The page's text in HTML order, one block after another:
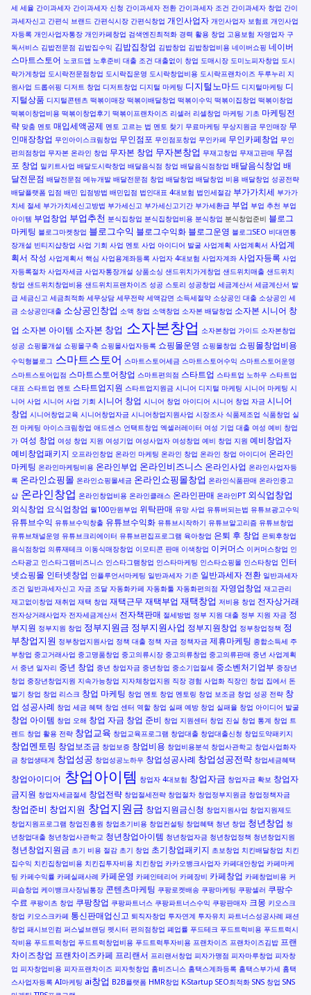
세 세율 간이과세자 간이과세자 신청 간이과세자 전환 간이과세자 조건 간이과세자 창업 간이
과세자신고 간편식 브랜드 간편식시장 간편식창업 개인사업자 개인사업자 보험료 개인사업
자등록 개인사업자통장 개인카페창업 검색엔진최적화 경력 활용 창업 고용보험 자영업자 구
독서비스 김밥전문점 김밥집수익 김밥집창업 김밥창업 김밥창업비용 네이버쇼핑 네이버
스마트스토어 노코드앱 노후준비 대출 조건 대출없이 창업 도매시장 도미노피자창업 도시
락가게창업 도시락전문점창업 도시락집운영 도시락창업비용 도시락프랜차이즈 두루누리 지
원사업 드롭쉬핑 디저트 창업 디저트창업 디지털 마케팅 디지털노마드 디지털마케팅 디
지털상품 디지털콘텐츠 떡볶이매장 떡볶이배달창업 떡볶이수익 떡볶이집창업 떡볶이창업
떡볶이창업비용 떡볶이창업후기 떡볶이프랜차이즈 리셀러 리셀창업 마케팅 기초 마케팅전
략 맞춤 멘토 매입세액공제 멘토 고르는 법 멘토 찾기 무료마케팅 무상지원금 무인매장 무
인매장창업 무인아이스크림창업 무인점포 무인점포창업 무인카페 무인카페창업 무인
편의점창업 무자본 온라인 창업 무자본 창업 무자본창업 무재고창업 무재고판매 무점
포 창업 밀키트사업 배달도시락창업 배달음식점 창업 배달음식점창업 배달음식창업 배
달전문점 배달전문점 메뉴개발 배달전문점 창업 배달창업 배달창업 비용 배달창업 성공전략
배달플랫폼 입점 배민 입점방법 배민입점 법인대표 4대보험 법인세절감 부가가치세 부가가
치세 절세 부가가치세신고방법 부가세신고 부가세신고기간 부가세환급 부업 부업 추천 부업
아이템 부업창업 부업추천 분식집창업 분식집창업비용 분식창업 분식창업준비 블로그
마케팅 블로그마켓창업 블로그수익 블로그수익화 블로그운영 블로그SEO 비대면통
장개설 빈티지샵창업 사업 기회 사업 멘토 사업 아이디어 발굴 사업계획 사업계획서 사업계
획서 작성 사업계획서 핵심 사업용계좌등록 사업자 4대보험 사업자계좌 사업자등록 사업
자등록절차 사업자세금 사업자통장개설 상품소싱 샌드위치가게창업 샌드위치매출 샌드위치
창업 샌드위치창업비용 샌드위치프랜차이즈 성공 스토리 성공창업 세금계산서 세금계산서 발
급 세금신고 세금최적화 세무상담 세무전략 세액감면 소득세절약 소상공인 대출 소상공인 세
금 소상공인대출 소상공인창업 소액 창업 소액창업 소자본 배달창업 소자본 시니어 창
업 소자본 아이템 소자본 창업 소자본창업 소자본창업 가이드 소자본창업
성공 쇼핑몰개설 쇼핑몰구축 쇼핑몰사업자등록 쇼핑몰운영 쇼핑몰창업 쇼핑몰창업비용
수익형블로그 스마트스토어 스마트스토어세금 스마트스토어수익 스마트스토어운영
스마트스토어입점 스마트스토어창업 스마트편의점 스타트업 스타트업 노하우 스타트업
대표 스타트업 멘토 스타트업지원 스타트업지원금 시니어 디지털 마케팅 시니어 마케팅 시
니어 사업 시니어 사업 기회 시니어 창업 시니어 창업 아이디어 시니어 창업 자금 시니어
창업 시니어창업교육 시니어창업자금 시니어창업지원사업 시장조사 식품제조업 식품창업 실
전 마케팅 아이스크림창업 애드센스 언택트창업 엑셀러레이터 여성 기업 대출 여성 예비 창업
가 여성 창업 여성 창업 지원 여성기업 여성사업자 여성창업 예비 창업 지원 예비창업자
예비창업패키지 오프라인창업 온라인 마케팅 온라인 창업 온라인 창업 아이디어 온라인
마케팅 온라인마케팅비용 온라인부업 온라인비즈니스 온라인사업 온라인사업자등
록 온라인쇼핑몰 온라인쇼핑몰세금 온라인쇼핑몰창업 온라인식품판매 온라인중고
샵 온라인창업 온라인창업비용 온라인클래스 온라인판매 온라인PT 외식업창업
외식창업 요식업창업 월100만원부업 위탁판매 유망 사업 유튜버되는법 유튜브광고수익
유튜브수익 유튜브수익창출 유튜브수익화 유튜브시작하기 유튜브알고리즘 유튜브창업
유튜브채널운영 유튜브크리에이터 유튜브편집프로그램 육아창업 은퇴 후 창업 은퇴후창업
음식점창업 의류재테크 이동식매장창업 이모티콘 판매 이색창업 이커머스 이커머스창업 인
스타광고 인스타그램비즈니스 인스타그램창업 인스타마케팅 인스타쇼핑몰 인스타창업 인터
넷쇼핑몰 인터넷창업 인플루언서마케팅 일반과세자 기준 일반과세자 전환 일반과세자
조건 일반과세자신고 자금 조달 자동화카페 자동화툴 자동화편의점 자영업창업 재고관리
재고없이창업 재취업 재택 창업 재택근무 재택부업 재택창업 저비용 창업 전자상거래
전자상거래사업자 전자세금계산서 전자책판매 절세방법 정부 지원 대출 정부 지원 자금 정
부지원 정부지원 창업 정부지원금 정부지원사업 정부지원창업 정부창업정책 정
부창업지원 정부창업지원사업 정책 대출 정책 자금 정책자금 제휴마케팅 종합소득세 주
부창업 중고거래사업 중고명품창업 중고의류시장 중고의류창업 중고의류판매 중년 사업계획
서 중년 일자리 중년 창업 중년 창업자금 중년창업 중소기업절세 중소벤처기업부 중장년
창업 중장년창업지원 지속가능창업 지자체창업지원 직장 경험 사업화 직장인 창업 집에서 돈
벌기 창업 창업 리스크 창업 마케팅 창업 멘토 창업 멘토링 창업 보조금 창업 성공 전략 창
업 성공사례 창업 세금 혜택 창업 센터 역할 창업 실패 예방 창업 실패율 창업 아이디어 발굴
창업 아이템 창업 오해 창업 자금 창업 준비 창업 지원센터 창업 진실 창업 통계 창업 트
렌드 창업 활용 전략 창업교육 창업교육프로그램 창업대출 창업대출신청 창업도약패키지
창업멘토링 창업보조금 창업보증 창업비용 창업비용분석 창업사관학교 창업사업화자
금 창업생태계 창업성공 창업성공노하우 창업성공사례 창업성공전략 창업세금혜택
창업아이디어 창업아이템 창업자 4대보험 창업자금 창업자금 확보 창업자
금지원 창업자세금절세 창업전략 창업절세전략 창업절차 창업정부지원금 창업정책자금
창업준비 창업지원 창업지원금 창업지원금신청 창업지원사업 창업지원제도
창업지원프로그램 창업진흥원 창업초기비용 창업컨설팅 창업혜택 청년 창업 청년창업 청
년창업대출 청년창업사관학교 청년창업아이템 청년창업자금 청년창업정책 청년창업지원
청년창업지원금 초기 비용 절감 초기 창업 초기창업패키지 초보창업 치킨배달창업 치킨
집수익 치킨집창업비용 치킨집투자비용 치킨창업 카카오뱅크사업자 카페대안창업 카페마케
팅 카페수익률 카페실패사례 카페운영 카페인테리어 카페장비 카페창업 카페창업비용 커
피숍창업 케이뱅크사장님통장 콘텐츠마케팅 쿠팡로켓배송 쿠팡마케팅 쿠팡셀러 쿠팡수
수료 쿠팡이츠 창업 쿠팡창업 쿠팡파트너스 쿠팡파트너스수익 쿠팡판매자 크몽 키오스크
창업 키오스크카페 통신판매업신고 퇴직자창업 투자연계 투자유치 파트너스성공사례 패션
창업 패시브인컴 퍼스널브랜딩 펫시터 편의점창업 폐업률 푸드테크 푸드트럭비용 푸드트럭시
작비용 푸드트럭창업 푸드트럭창업비용 푸드트럭투자비용 프랜차이즈 프랜차이즈김밥 프랜
차이즈창업 프랜차이즈카페 프리랜서 프리랜서창업 피자가맹점 피자마루창업 피자창
업 피자창업비용 피자프랜차이즈 피자헛창업 홈비즈니스 홈택스계좌등록 홈택스부가세 홈택
스사업자등록 AI마케팅 ai창업 B2B플랫폼 HMR창업 K-Startup SEO최적화 SNS 창업 SNS